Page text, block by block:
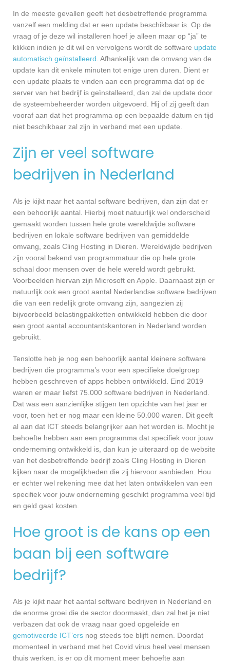
In de meeste gevallen geeft het desbetreffende programma
vanzelf een melding dat er een update beschikbaar is. Op de
vraag of je deze wil installeren hoef je alleen maar op “ja” te
klikken indien je dit wil en vervolgens wordt de software update
automatisch geïnstalleerd. Afhankelijk van de omvang van de
update kan dit enkele minuten tot enige uren duren. Dient er
een update plaats te vinden aan een programma dat op de
server van het bedrijf is geïnstalleerd, dan zal de update door
de systeembeheerder worden uitgevoerd. Hij of zij geeft dan
vooraf aan dat het programma op een bepaalde datum en tijd
niet beschikbaar zal zijn in verband met een update.
Zijn er veel software
bedrijven in Nederland
Als je kijkt naar het aantal software bedrijven, dan zijn dat er
een behoorlijk aantal. Hierbij moet natuurlijk wel onderscheid
gemaakt worden tussen hele grote wereldwijde software
bedrijven en lokale software bedrijven van gemiddelde
omvang, zoals Cling Hosting in Dieren. Wereldwijde bedrijven
zijn vooral bekend van programmatuur die op hele grote
schaal door mensen over de hele wereld wordt gebruikt.
Voorbeelden hiervan zijn Microsoft en Apple. Daarnaast zijn er
natuurlijk ook een groot aantal Nederlandse software bedrijven
die van een redelijk grote omvang zijn, aangezien zij
bijvoorbeeld belastingpakketten ontwikkeld hebben die door
een groot aantal accountantskantoren in Nederland worden
gebruikt.
Tenslotte heb je nog een behoorlijk aantal kleinere software
bedrijven die programma’s voor een specifieke doelgroep
hebben geschreven of apps hebben ontwikkeld. Eind 2019
waren er maar liefst 75.000 software bedrijven in Nederland.
Dat was een aanzienlijke stijgen ten opzichte van het jaar er
voor, toen het er nog maar een kleine 50.000 waren. Dit geeft
al aan dat ICT steeds belangrijker aan het worden is. Mocht je
behoefte hebben aan een programma dat specifiek voor jouw
onderneming ontwikkeld is, dan kun je uiteraard op de website
van het desbetreffende bedrijf zoals Cling Hosting in Dieren
kijken naar de mogelijkheden die zij hiervoor aanbieden. Hou
er echter wel rekening mee dat het laten ontwikkelen van een
specifiek voor jouw onderneming geschikt programma veel tijd
en geld gaat kosten.
Hoe groot is de kans op een
baan bij een software
bedrijf?
Als je kijkt naar het aantal software bedrijven in Nederland en
de enorme groei die de sector doormaakt, dan zal het je niet
verbazen dat ook de vraag naar goed opgeleide en
gemotiveerde ICT’ers nog steeds toe blijft nemen. Doordat
momenteel in verband met het Covid virus heel veel mensen
thuis werken, is er op dit moment meer behoefte aan